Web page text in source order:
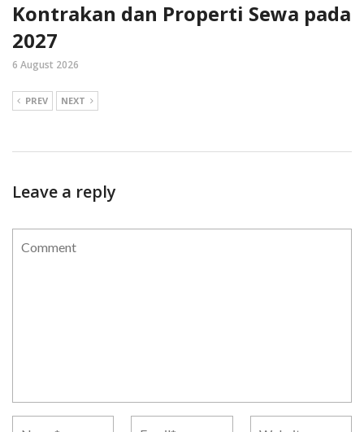
Kontrakan dan Properti Sewa pada
2027
6 August 2026
PREV NEXT
Leave a reply